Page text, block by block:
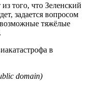
того, что Зеленский
задается вопросом
возможные тяжёлые
в
domain)